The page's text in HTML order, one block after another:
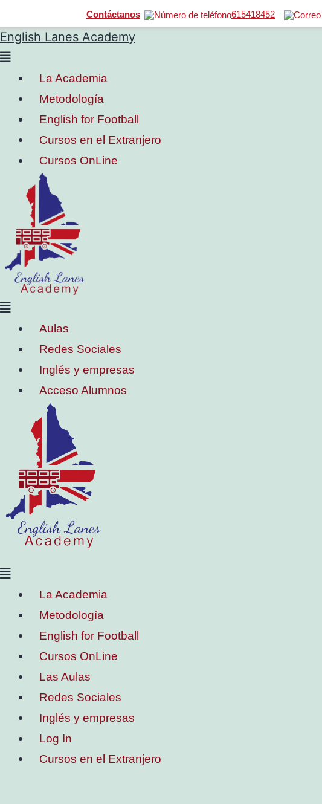
Contáctanos 615418452
English Lanes Academy
La Academia
Metodología
English for Football
Cursos en el Extranjero
Cursos OnLine
Aulas
Redes Sociales
Inglés y empresas
Acceso Alumnos
La Academia
Metodología
English for Football
Cursos OnLine
Las Aulas
Redes Sociales
Inglés y empresas
Log In
Cursos en el Extranjero